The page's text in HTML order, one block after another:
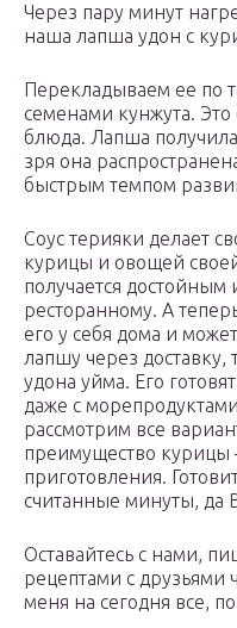
Через пару минут
наша лапша удон с
Перекладываем ее по
семенами кунжута. Это
блюда. Лапша
зря она
быстрым темпом
Соус терияки делает
курицы и овощей
получается достойным
ресторанному. А
его у себя дома и
лапшу через доставку,
удона уйма. Его
даже с
рассмотрим все
преимущество курицы
приготовления.
считанные минуты, да
Оставайтесь с нами,
рецептами с друзьями
меня на сегодня все,